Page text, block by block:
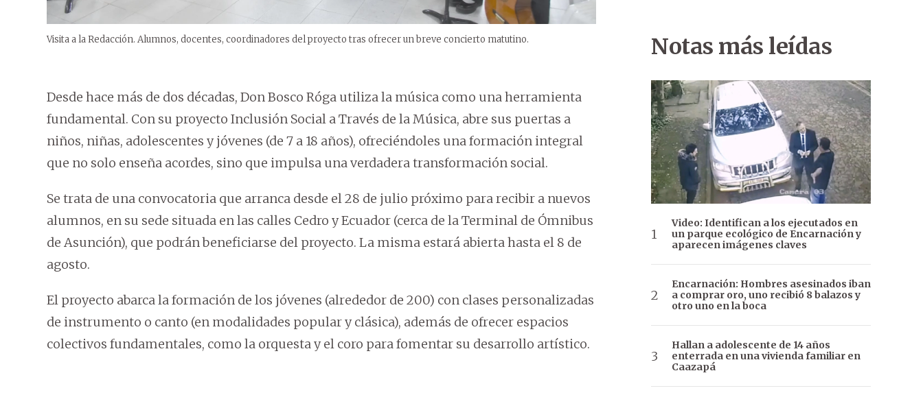
Visita a la Redacción. Alumnos, docentes, coordinadores del proyecto tras ofrecer un breve concierto matutino.
Desde hace más de dos décadas, Don Bosco Róga utiliza la música como una herramienta
fundamental. Con su proyecto Inclusión Social a Través de la Música, abre sus puertas a
niños, niñas, adolescentes y jóvenes (de 7 a 18 años), ofreciéndoles una formación integral
que no solo enseña acordes, sino que impulsa una verdadera transformación social.
Se trata de una convocatoria que arranca desde el 28 de julio próximo para recibir a nuevos
alumnos, en su sede situada en las calles Cedro y Ecuador (cerca de la Terminal de Ómnibus
de Asunción), que podrán beneficiarse del proyecto. La misma estará abierta hasta el 8 de
agosto.
El proyecto abarca la formación de los jóvenes (alrededor de 200) con clases personalizadas
de instrumento o canto (en modalidades popular y clásica), además de ofrecer espacios
colectivos fundamentales, como la orquesta y el coro para fomentar su desarrollo artístico.
Notas más leídas
Video: Identifican a los ejecutados en
un parque ecológico de Encarnación y
aparecen imágenes claves
Encarnación: Hombres asesinados iban
a comprar oro, uno recibió 8 balazos y
otro uno en la boca
Hallan a adolescente de 14 años
enterrada en una vivienda familiar en
Caazapá